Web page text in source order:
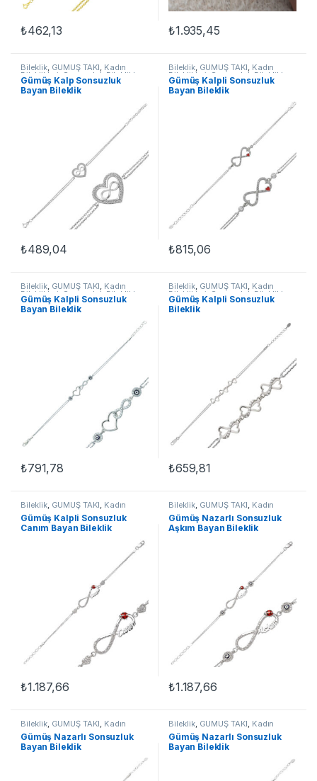
₺462,13 ₺1.935,45
Bileklik, GÜMÜŞ TAKI, Kadın
Bileklikleri, Sonsuzluk Bileklikler
Gümüş Kalp Sonsuzluk
Bayan Bileklik
₺489,04
Bileklik, GÜMÜŞ TAKI, Kadın
Bileklikleri, Sonsuzluk Bileklikler
Gümüş Kalpli Sonsuzluk
Bayan Bileklik
₺815,06
Bileklik, GÜMÜŞ TAKI, Kadın
Bileklikleri, Sonsuzluk Bileklikler
Gümüş Kalpli Sonsuzluk
Bayan Bileklik
₺791,78
Bileklik, GÜMÜŞ TAKI, Kadın
Bileklikleri, Sonsuzluk Bileklikler
Gümüş Kalpli Sonsuzluk
Bileklik
₺659,81
Bileklik, GÜMÜŞ TAKI, Kadın
Bileklikleri, Sonsuzluk Bileklikler
Gümüş Kalpli Sonsuzluk
Canım Bayan Bileklik
₺1.187,66
Bileklik, GÜMÜŞ TAKI, Kadın
Bileklikleri, Sonsuzluk Bileklikler
Gümüş Nazarlı Sonsuzluk
Aşkım Bayan Bileklik
₺1.187,66
Bileklik, GÜMÜŞ TAKI Kadın
Bileklikleri Sonsuzluk Bileklikler
Gümüş Nazarlı Sonsuzluk
Bayan Bileklik
Bileklik, GÜMÜŞ TAKI Kadın
Bileklikleri Sonsuzluk Bileklikler
Gümüş Nazarlı Sonsuzluk
Bayan Bileklik